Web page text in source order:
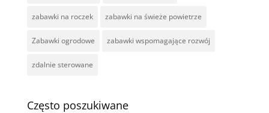
zabawki na roczek zabawki na świeże powietrze
Zabawki ogrodowe zabawki wspomagające rozwój
zdalnie sterowane
Często poszukiwane